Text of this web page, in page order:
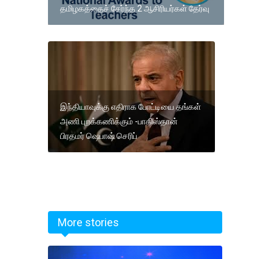
தமிழகத்தைச் சேர்ந்த 2 ஆசிரியர்கள் தேர்வு
இந்தியாவுக்கு எதிராக போட்டியை தங்கள்
அணி புறக்கணிக்கும் -பாகிஸ்தான்
பிரதமர் ஷெபாஷ் செரிப்
More stories